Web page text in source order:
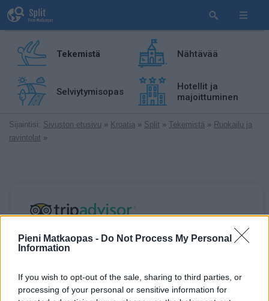
Pieni Matkaopas - Do Not Process My Personal
Information
If you wish to opt-out of the sale, sharing to third parties, or
processing of your personal or sensitive information for
Tekemistä Nähtävää
Selviytymisopas
Hotellit ja
majoittuminen
Sijaintisi: Sivuston etusivu » Kroatia » Split » Tekemistä » Ruokailu ja
ravintolat »
TripAdvisor-arvostelu
Arvostelujen jakauma: